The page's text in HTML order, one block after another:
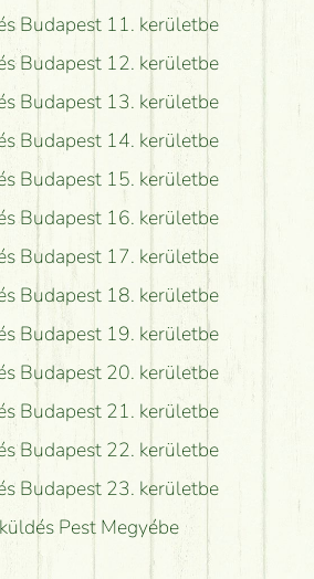
Budapest 11. kerületbe
Budapest 12. kerületbe
Budapest 13. kerületbe
Budapest 14. kerületbe
Budapest 15. kerületbe
Budapest 16. kerületbe
Budapest 17. kerületbe
Budapest 18. kerületbe
Budapest 19. kerületbe
Budapest 20. kerületbe
Budapest 21. kerületbe
Budapest 22. kerületbe
Budapest 23. kerületbe
Pest Megyébe